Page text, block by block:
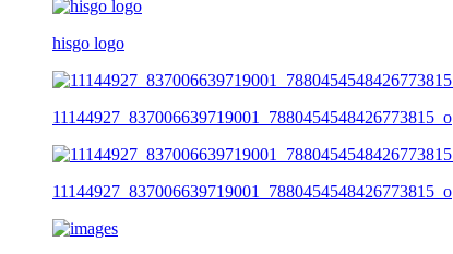
hisgo logo
11144927_837006639719001_7880454548426773815_o
11144927_837006639719001_7880454548426773815_o